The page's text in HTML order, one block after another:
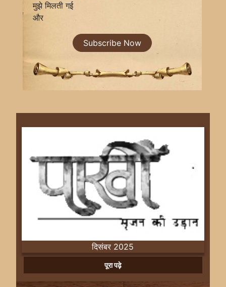
मुझे मिलती गई
और
Subscribe Now
दिसंबर 2025
Previous
Next
पूरा पढ़े